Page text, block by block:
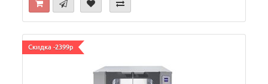
Скидка -2399р